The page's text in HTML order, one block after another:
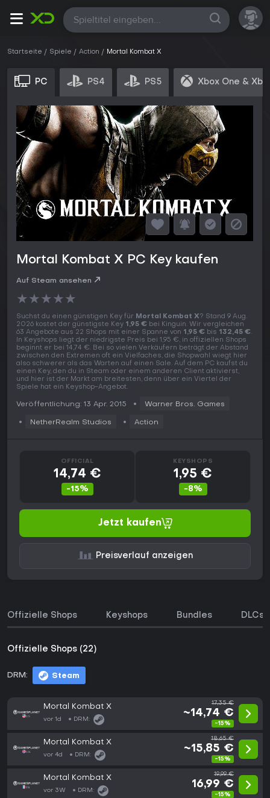
Alle
Startseite Spiele Action Mortal Kombat X
PC PS4 PS5 Xbox One &
Mortal Kombat X PC Key kaufen
Auf Steam ansehen
★★★★★
Suchst du einen günstigen Key für Mortal Kombat X? Stand 9 Aug.
2026 kostet der günstigste Key 1,95 € bei Kinguin. Wir vergleichen
63 Angebote aus 22 Shops mit einer Spanne von 1,95 € bis 132,45 €.
In Keyshops liegt der niedrigste Preis bei 1,95 €, in offiziellen Shops
beginnt er bei 14,74 €. Bei so vielen Verkäufern beträgt der Abstand
zwischen den Extremen oft ein Vielfaches, die Shopwahl wiegt hier
also schwerer als das Warten auf einen Sale. Auf dem PC kaufst du
einen Key, den du in Steam oder einem anderen Client aktivierst,
und hier ist der Markt am breitesten, denn über ein Viertel der
Spiele hat ein Keyshop-Angebot.
Veröffentlichung: 13 Apr. 2015 Warner Bros. Games
NetherRealm Studios Action
OFFICIAL
14,74 €
-15%
KEYSHOPS
1,95 €
-8%
Jetzt kaufen
Preisverlauf anzeigen
Offizielle Shops Keyshops Bundles DLCs
Offizielle Shops (22)
DRM: Steam
Mortal Kombat X
vor 1d DRM:
17,35 €
~14,74 €
-15%
Mortal Kombat X
vor 4d DRM:
18,65 €
~15,85 €
-15%
Mortal Kombat X
vor 3W DRM:
19,99 €
16,99 €
-15%